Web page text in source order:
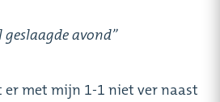
geslaagde avond”
er met mijn 1-1 niet ver naast